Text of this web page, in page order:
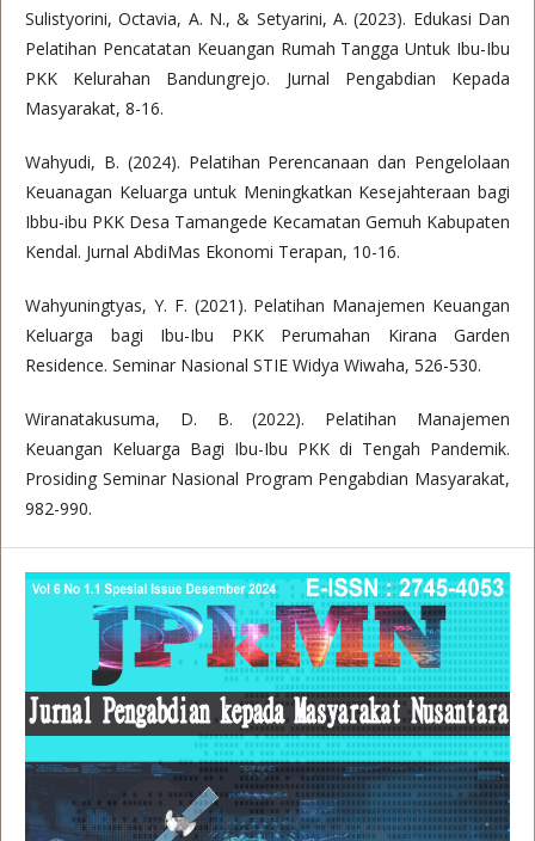
Sulistyorini, Octavia, A. N., & Setyarini, A. (2023). Edukasi Dan
Pelatihan Pencatatan Keuangan Rumah Tangga Untuk Ibu-Ibu
PKK Kelurahan Bandungrejo. Jurnal Pengabdian Kepada
Masyarakat, 8-16.
Wahyudi, B. (2024). Pelatihan Perencanaan dan Pengelolaan
Keuanagan Keluarga untuk Meningkatkan Kesejahteraan bagi
Ibbu-ibu PKK Desa Tamangede Kecamatan Gemuh Kabupaten
Kendal. Jurnal AbdiMas Ekonomi Terapan, 10-16.
Wahyuningtyas, Y. F. (2021). Pelatihan Manajemen Keuangan
Keluarga bagi Ibu-Ibu PKK Perumahan Kirana Garden
Residence. Seminar Nasional STIE Widya Wiwaha, 526-530.
Wiranatakusuma, D. B. (2022). Pelatihan Manajemen
Keuangan Keluarga Bagi Ibu-Ibu PKK di Tengah Pandemik.
Prosiding Seminar Nasional Program Pengabdian Masyarakat,
982-990.